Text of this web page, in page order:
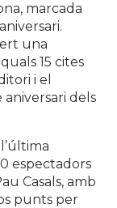
marcada
una
15 cites
i el
dels
espectadors
Casals, amb
punts per